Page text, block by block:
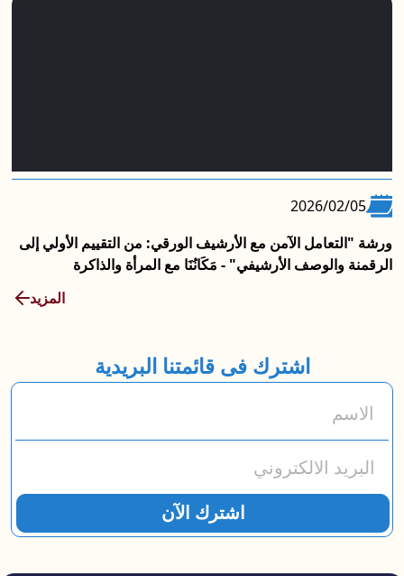
2026/02/05
ورشة "التعامل الآمن مع الأرشيف الورقي: من التقييم الأولي إلى
الرقمنة والوصف الأرشيفي" - مَكَانُنَا مع المرأة والذاكرة
المزيد
اشترك فى قائمتنا البريدية
newsletter form
الاسم
البريد الالكتروني اشترك الآن